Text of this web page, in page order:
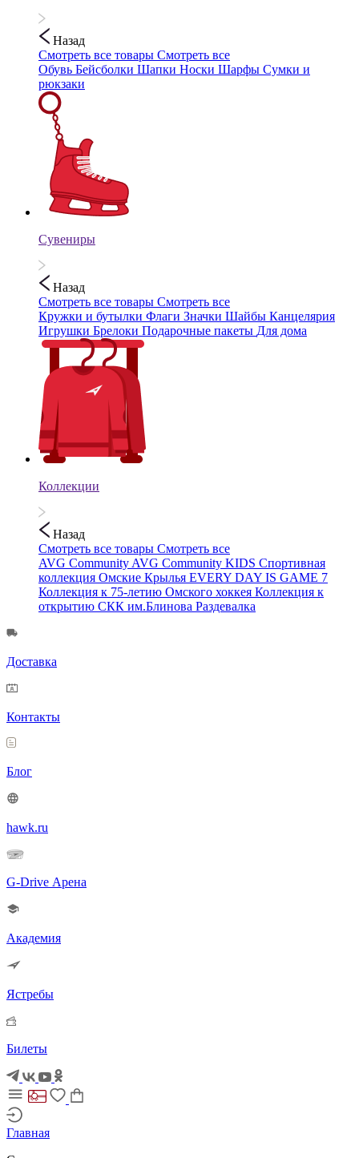
Назад
Смотреть все товары Смотреть все
Обувь Бейсболки Шапки Носки Шарфы Сумки и
рюкзаки
Сувениры
Назад
Смотреть все товары Смотреть все
Кружки и бутылки Флаги Значки Шайбы Канцелярия
Игрушки Брелоки Подарочные пакеты Для дома
Коллекции
Назад
Смотреть все товары Смотреть все
AVG Community AVG Community KIDS Спортивная
коллекция Омские Крылья EVERY DAY IS GAME 7
Коллекция к 75-летию Омского хоккея Коллекция к
открытию СКК им.Блинова Раздевалка
Доставка
Контакты
Блог
hawk.ru
G-Drive Арена
Академия
Ястребы
Билеты
Главная